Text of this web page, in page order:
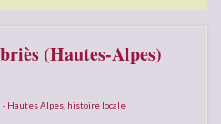
(Hautes-Alpes)
- Hautes Alpes histoire locale